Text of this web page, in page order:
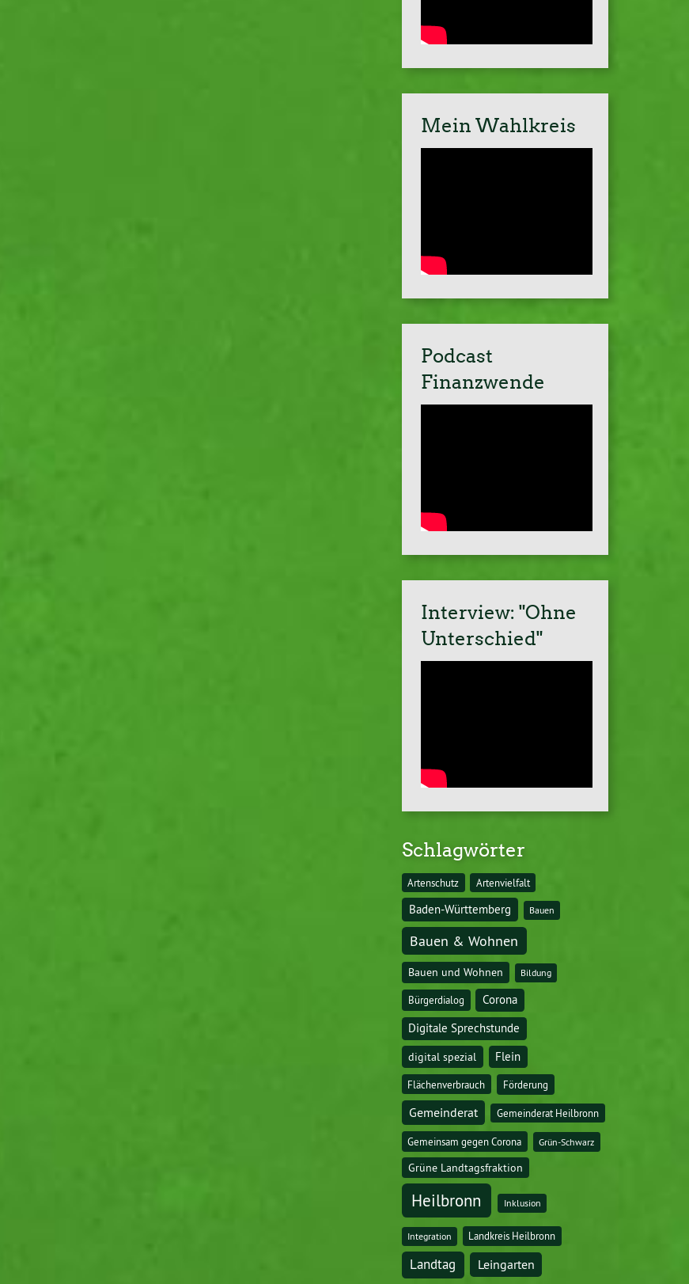
Mein Wahlkreis
Podcast
Finanzwende
Interview: "Ohne
Unterschied"
Schlagwörter
Artenschutz Artenvielfalt
Baden-Württemberg Bauen
Bauen & Wohnen
Bauen und Wohnen Bildung
Bürgerdialog Corona
Digitale Sprechstunde
digital spezial
Flein
Flächenverbrauch Förderung
Gemeinderat Gemeinderat Heilbronn
Gemeinsam gegen Corona Grün-Schwarz
Grüne Landtagsfraktion
Heilbronn Inklusion
Integration Landkreis Heilbronn
Landtag Leingarten